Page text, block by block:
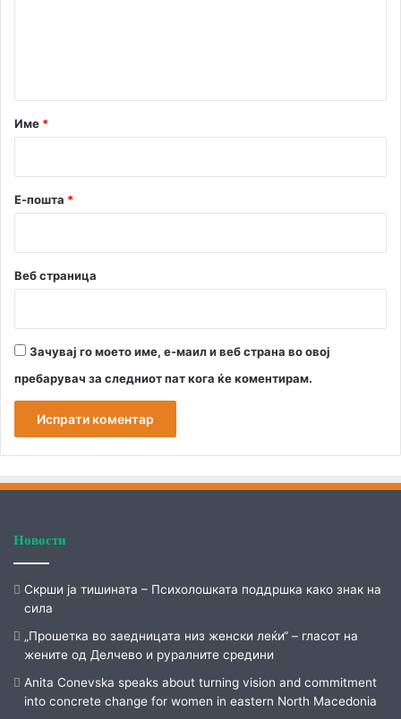
р
Име *
Е-пошта *
Веб страница
Зачувај го моето име, е-маил и веб страна во овој
пребарувач за следниот пат кога ќе коментирам.
Новости
Скрши ја тишината – Психолошката поддршка како знак на
сила
„Прошетка во заедницата низ женски леќи“ – гласот на
жените од Делчево и руралните средини
Anita Conevska speaks about turning vision and commitment
into concrete change for women in eastern North Macedonia